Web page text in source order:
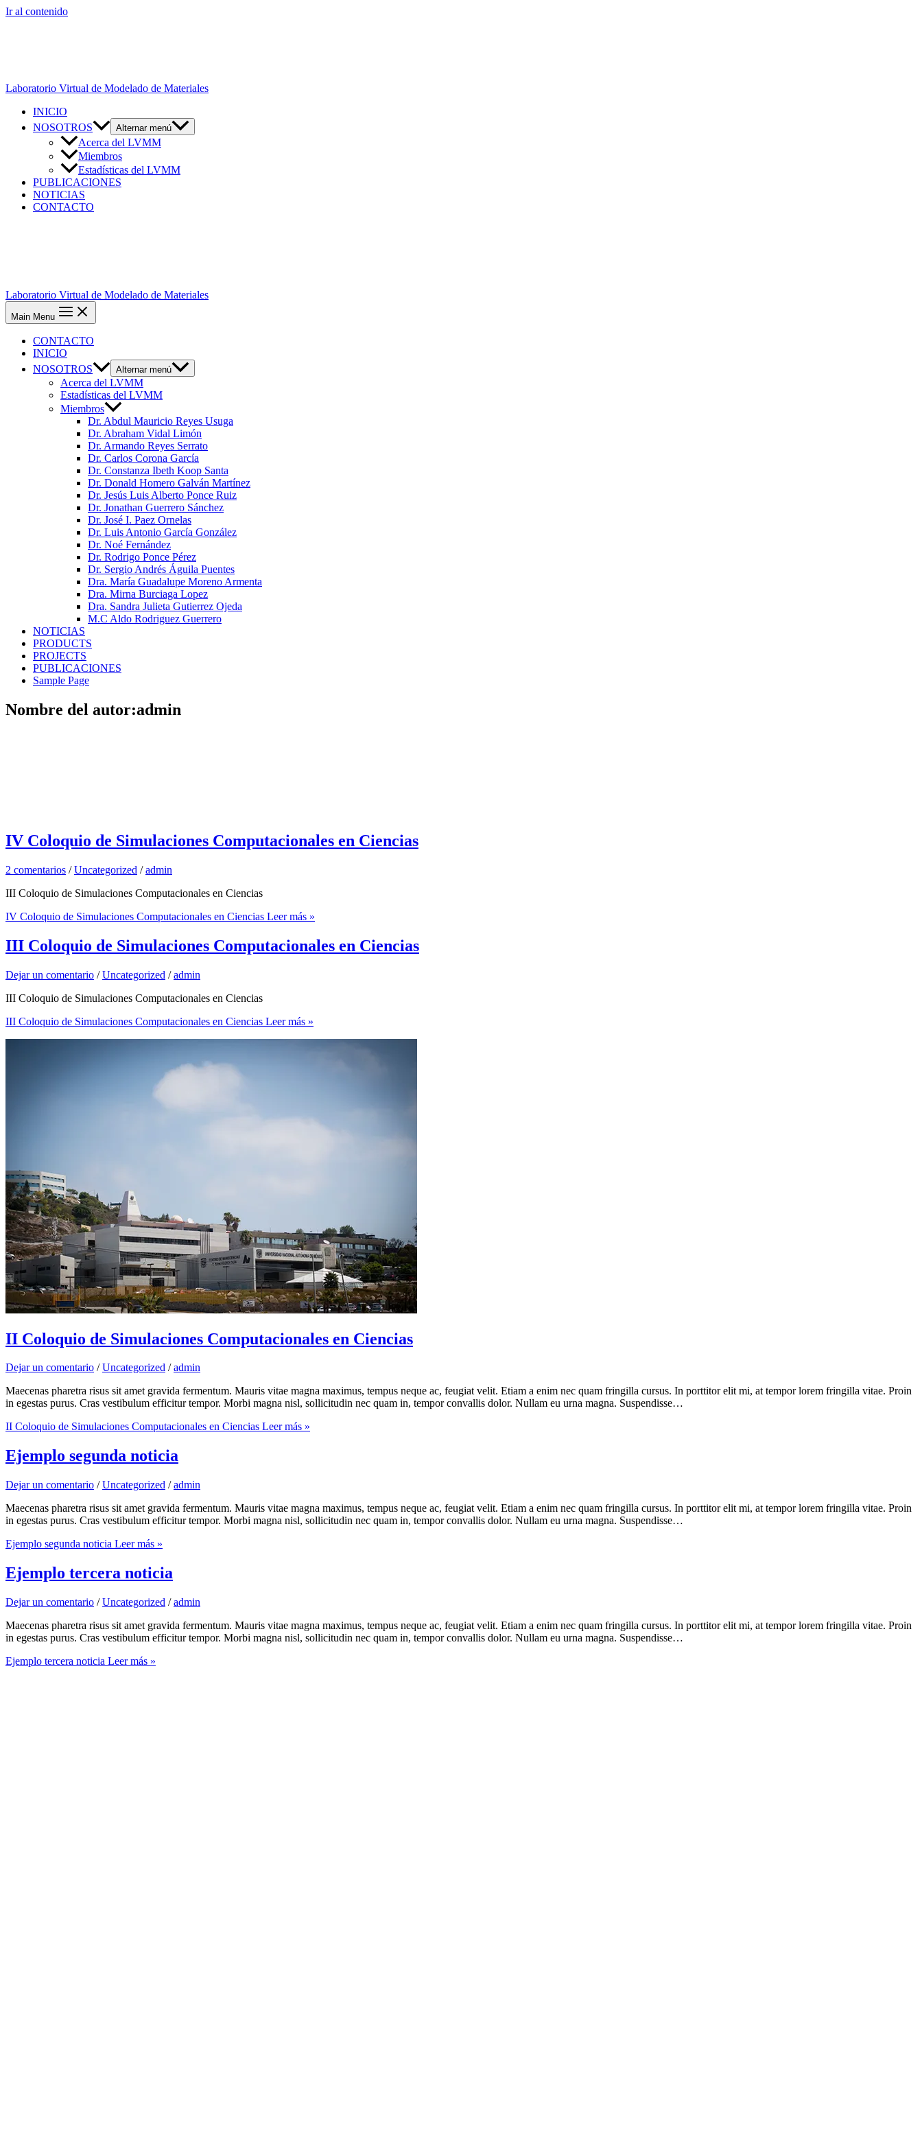
Ir al contenido
Laboratorio Virtual de Modelado de Materiales
INICIO
NOSOTROS
Alternar menú
Acerca del LVMM
Miembros
Estadísticas del LVMM
PUBLICACIONES
NOTICIAS
CONTACTO
Laboratorio Virtual de Modelado de Materiales
Main Menu
CONTACTO
INICIO
NOSOTROS
Alternar menú
Acerca del LVMM
Estadísticas del LVMM
Miembros
Dr. Abdul Mauricio Reyes Usuga
Dr. Abraham Vidal Limón
Dr. Armando Reyes Serrato
Dr. Carlos Corona García
Dr. Constanza Ibeth Koop Santa
Dr. Donald Homero Galván Martínez
Dr. Jesús Luis Alberto Ponce Ruiz
Dr. Jonathan Guerrero Sánchez
Dr. José I. Paez Ornelas
Dr. Luis Antonio García González
Dr. Noé Fernández
Dr. Rodrigo Ponce Pérez
Dr. Sergio Andrés Águila Puentes
Dra. María Guadalupe Moreno Armenta
Dra. Mirna Burciaga Lopez
Dra. Sandra Julieta Gutierrez Ojeda
M.C Aldo Rodriguez Guerrero
NOTICIAS
PRODUCTS
PROJECTS
PUBLICACIONES
Sample Page
Nombre del autor:admin
IV Coloquio de Simulaciones Computacionales en Ciencias
2 comentarios /Uncategorized /admin
III Coloquio de Simulaciones Computacionales en Ciencias
IV Coloquio de Simulaciones Computacionales en Ciencias Leer más »
III Coloquio de Simulaciones Computacionales en Ciencias
Dejar un comentario /Uncategorized /admin
III Coloquio de Simulaciones Computacionales en Ciencias
III Coloquio de Simulaciones Computacionales en Ciencias Leer más »
II Coloquio de Simulaciones Computacionales en Ciencias
Dejar un comentario /Uncategorized /admin
Maecenas pharetra risus sit amet gravida fermentum. Mauris vitae magna maximus, tempus neque ac, feugiat velit. Etiam a enim nec quam fringilla cursus. In porttitor elit mi, at tempor lorem fringilla vitae. Proin
in egestas purus. Cras vestibulum efficitur tempor. Morbi magna nisl, sollicitudin nec quam in, tempor convallis dolor. Nullam eu urna magna. Suspendisse…
II Coloquio de Simulaciones Computacionales en Ciencias Leer más »
Ejemplo segunda noticia
Dejar un comentario /Uncategorized /admin
Maecenas pharetra risus sit amet gravida fermentum. Mauris vitae magna maximus, tempus neque ac, feugiat velit. Etiam a enim nec quam fringilla cursus. In porttitor elit mi, at tempor lorem fringilla vitae. Proin
in egestas purus. Cras vestibulum efficitur tempor. Morbi magna nisl, sollicitudin nec quam in, tempor convallis dolor. Nullam eu urna magna. Suspendisse…
Ejemplo segunda noticia Leer más »
Ejemplo tercera noticia
Dejar un comentario /Uncategorized /admin
Maecenas pharetra risus sit amet gravida fermentum. Mauris vitae magna maximus, tempus neque ac, feugiat velit. Etiam a enim nec quam fringilla cursus. In porttitor elit mi, at tempor lorem fringilla vitae. Proin
in egestas purus. Cras vestibulum efficitur tempor. Morbi magna nisl, sollicitudin nec quam in, tempor convallis dolor. Nullam eu urna magna. Suspendisse…
Ejemplo tercera noticia Leer más »